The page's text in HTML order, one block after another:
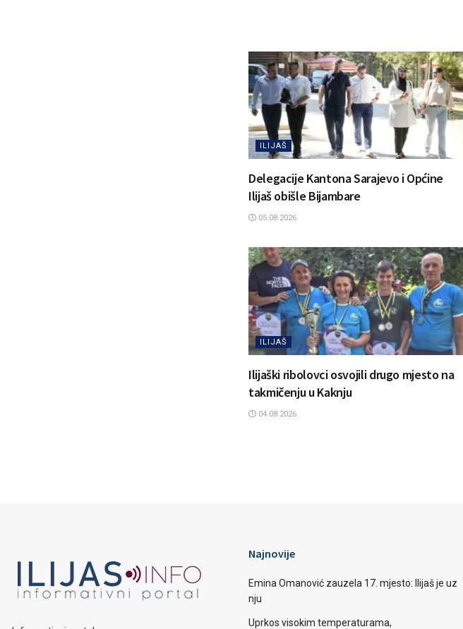
ILIJAŠ
Delegacije Kantona Sarajevo i Općine
Ilijaš obišle Bijambare
05.08.2026.
ILIJAŠ
Ilijaški ribolovci osvojili drugo mjesto na
takmičenju u Kaknju
04.08.2026.
Najnovije
Emina Omanović zauzela 17. mjesto: Ilijaš je uz
nju
Uprkos visokim temperaturama,